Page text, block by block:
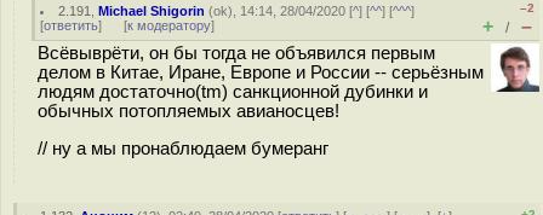
2.191 ,Michael Shigorin (ok), 14:14, 28/04/2020 [^] [^^] [^^^]
[ответить] [к модератору]
–2
+ / –
Всёвыврёти, он бы тогда не объявился первым
делом в Китае, Иране, Европе и России -- серьёзным
людям достаточно(tm) санкционной дубинки и
обычных потопляемых авианосцев!
// ну а мы пронаблюдаем бумеранг